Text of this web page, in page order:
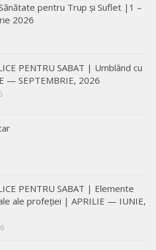
pentru Trup și Suflet |1 –
2026
PENTRU SABAT | Umblând cu
— SEPTEMBRIE, 2026
PENTRU SABAT | Elemente
ale profeției | APRILIE — IUNIE,